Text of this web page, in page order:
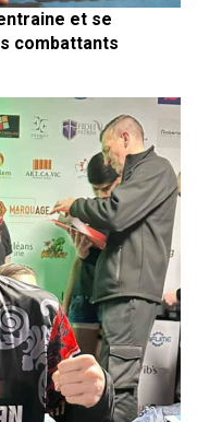
et se
combattants